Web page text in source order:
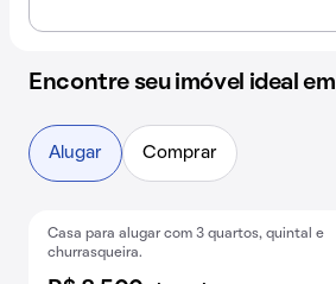
Encontre seu imóvel ideal
Exclusivo
Casa para alugar com 3 quartos, quintal e
churrasqueira.
Alugar Comprar